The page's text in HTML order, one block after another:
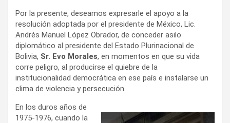
Por la presente, deseamos expresarle el apoyo a la
resolución adoptada por el presidente de México, Lic.
Andrés Manuel López Obrador, de conceder asilo
diplomático al presidente del Estado Plurinacional de
Bolivia, Sr. Evo Morales, en momentos en que su vida
corre peligro, al producirse el quiebre de la
institucionalidad democrática en ese país e instalarse un
clima de violencia y persecución.
En los duros años de
1975-1976, cuando la